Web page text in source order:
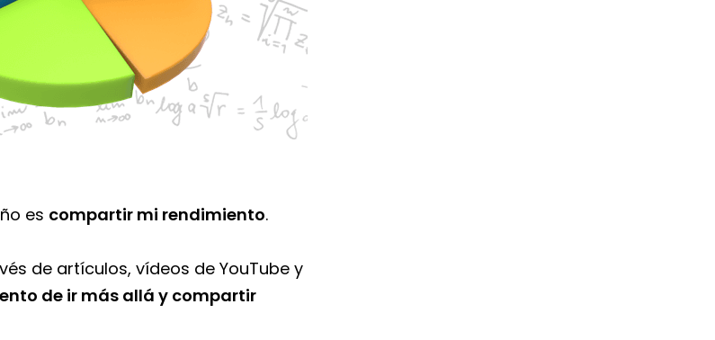
es compartir mi rendimiento.
de artículos, vídeos de YouTube y
de ir más allá y compartir